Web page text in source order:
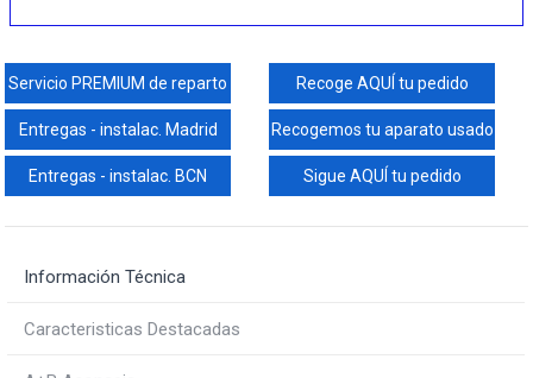
Servicio PREMIUM de reparto Recoge AQUÍ tu pedido
Entregas - instalac. Madrid Recogemos tu aparato usado
Entregas - instalac. BCN Sigue AQUÍ tu pedido
Información Técnica
Caracteristicas Destacadas